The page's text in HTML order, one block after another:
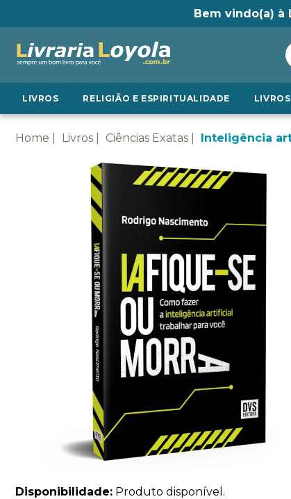
Bem vindo(a) à
LIVROS RELIGIÃO E ESPIRITUALIDADE
Home Livros Ciências Exatas Inteligência
Disponibilidade: Produto disponível.